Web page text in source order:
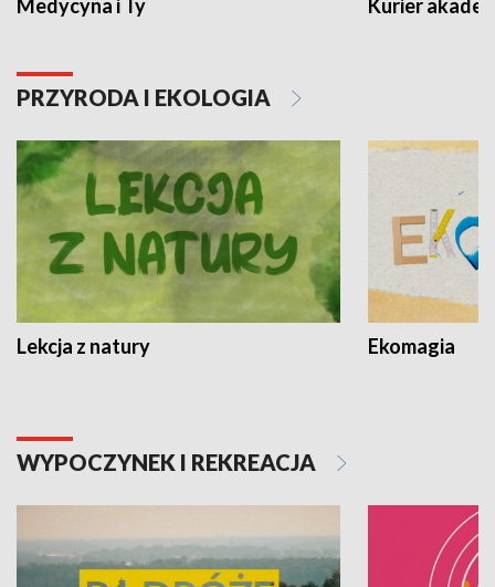
Medycyna i Ty Kurier
PRZYRODA I EKOLOGIA
Lekcja z natury Ekomagia
WYPOCZYNEK I REKREACJA